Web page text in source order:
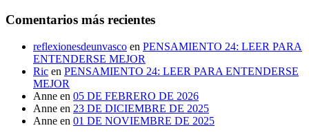
Comentarios más recientes
reflexionesdeunvasco en PENSAMIENTO 24: LEER PARA
ENTENDERSE MEJOR
Ric en PENSAMIENTO 24: LEER PARA ENTENDERSE
MEJOR
Anne en 05 DE FEBRERO DE 2026
Anne en 23 DE DICIEMBRE DE 2025
Anne en 01 DE NOVIEMBRE DE 2025